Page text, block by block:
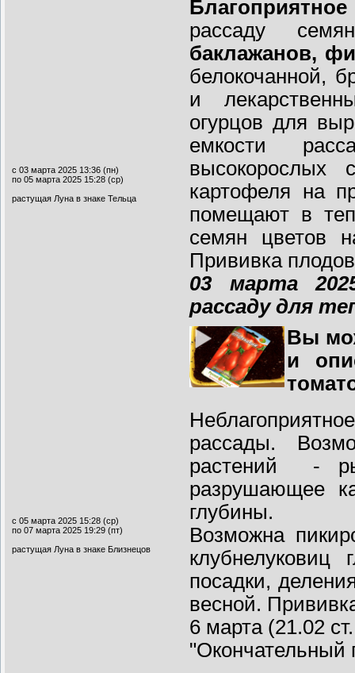
с 03 марта 2025 13:36 (пн)
по 05 марта 2025 15:28 (ср)
растущая Луна в знаке Тельца
рассаду
баклажанов,
белокочанной,
и
огурцов для
емкости
высокорослых
картофеля на
помещают в
семян цветов
Прививка
03 марта
рассаду для
Вы
и
с 05 марта 2025 15:28 (ср)
по 07 марта 2025 19:29 (пт)
растущая Луна в знаке Близнецов
рассады.
растений -
разрушающее
глубины.
Возможна
клубнелуковиц
посадки,
весной.
6 марта (21.02
"Окончательный